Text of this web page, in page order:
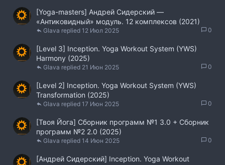
[Yoga-masters] Андрей Сидерский ―
«Антиковидный» модуль. 12 комплексов (2021)
0
12 Июл 2025
Glava
[Level 3] Inception. Yoga Workout System (YWS)
Harmony (2025)
0
21 Июн 2025
Glava
[Level 2] Inception. Yoga Workout System (YWS)
Transformation (2025)
0
17 Июн 2025
Glava
[Твоя Йога] Сборник программ №1 3.0 + Сборник
программ №2 2.0 (2025)
0
14 Июн 2025
Glava
[Андрей Сидерский] Inception. Yoga Workout